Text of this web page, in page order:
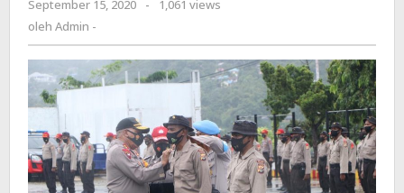
noken
dalam
penerimaan
anggota
Polri
TA.2020
September 15, 2020
oleh
-
1,061 views
oleh Admin -